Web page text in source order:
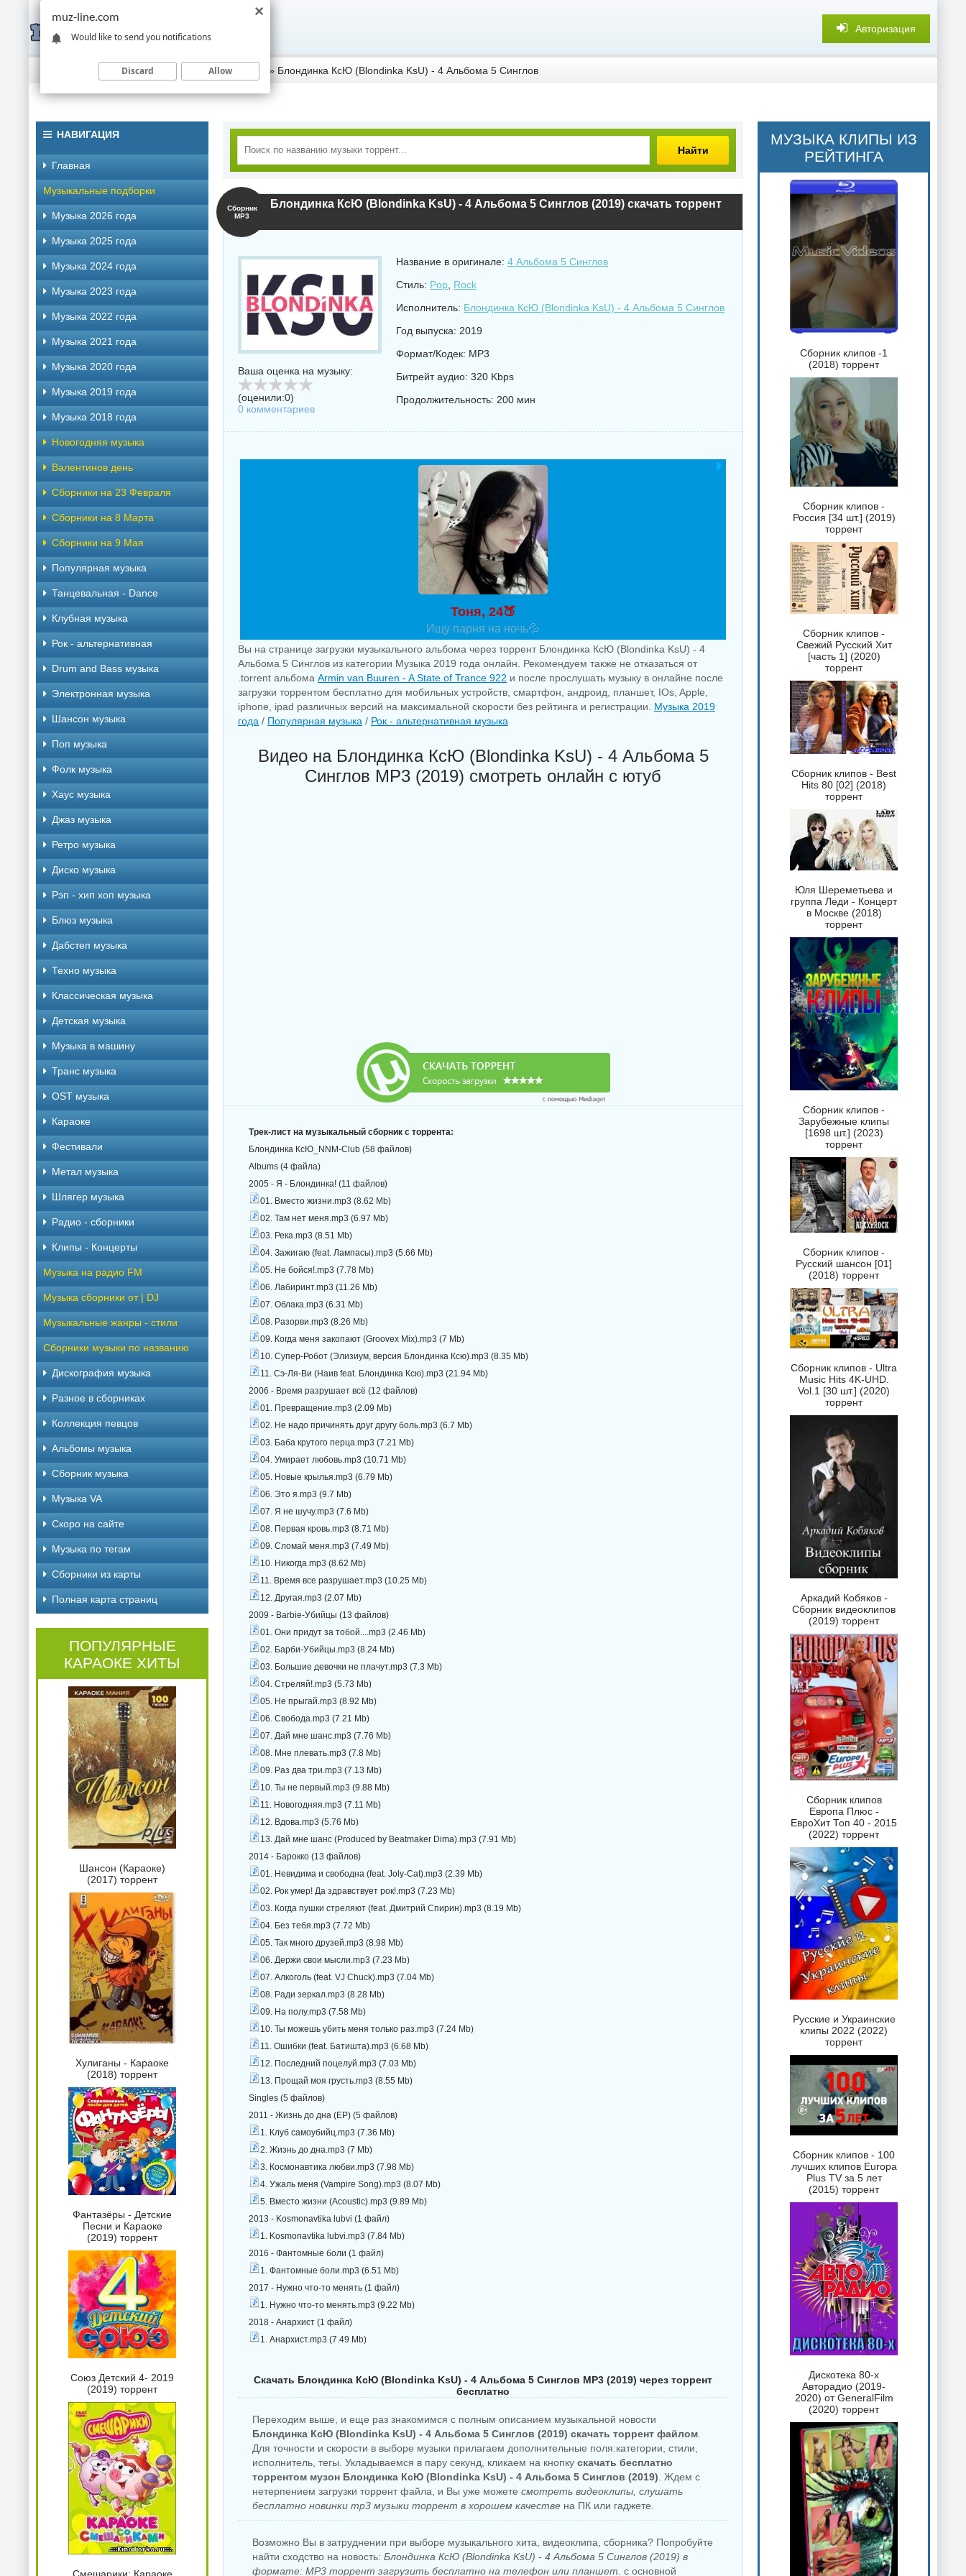
Авторизация
Скачать музыку торрентом Музыка 2019 года » Блондинка КсЮ (Blondinka KsU) - 4 Альбома 5 Синглов
Найти
Блондинка КсЮ (Blondinka KsU) - 4 Альбома 5 Синглов (2019) скачать торрент
Сборник
MP3
Ваша оценка на музыку:
(оценили:0)
0 комментариев
Название в оригинале: 4 Альбома 5 Синглов
Стиль: Pop Rock
Исполнитель: Блондинка КсЮ (Blondinka KsU) - 4 Альбома 5 Синглов
Год выпуска: 2019
Формат/Кодек: MP3
Битрейт аудио: 320 Kbps
Продолжительность: 200 мин
Тоня, 24🍑
Ищу парня на ночь💦
Вы на странице загрузки музыкального альбома через торрент Блондинка КсЮ (Blondinka KsU) - 4
Альбома 5 Синглов из категории Музыка 2019 года онлайн. Рекомендуем также не отказаться от
.torrent альбома Armin van Buuren - A State of Trance 922 и после прослушать музыку в онлайне после
загрузки торрентом бесплатно для мобильных устройств, смартфон, андроид, планшет, IOs, Apple,
iphone, ipad различных версий на максимальной скорости без рейтинга и регистрации. Музыка 2019
года / Популярная музыка / Рок - альтернативная музыка
Видео на Блондинка КсЮ (Blondinka KsU) - 4 Альбома 5
Синглов MP3 (2019) смотреть онлайн с ютуб
Трек-лист на музыкальный сборник с торрента:
Блондинка КсЮ_NNM-Club (58 файлов)
Albums (4 файла)
2005 - Я - Блондинка! (11 файлов)
01. Вместо жизни.mp3 (8.62 Mb)
02. Там нет меня.mp3 (6.97 Mb)
03. Река.mp3 (8.51 Mb)
04. Зажигаю (feat. Лампасы).mp3 (5.66 Mb)
05. Не бойся!.mp3 (7.78 Mb)
06. Лабиринт.mp3 (11.26 Mb)
07. Облака.mp3 (6.31 Mb)
08. Разорви.mp3 (8.26 Mb)
09. Когда меня закопают (Groovex Mix).mp3 (7 Mb)
10. Супер-Робот (Элизиум, версия Блондинка Ксю).mp3 (8.35 Mb)
11. Сэ-Ля-Ви (Наив feat. Блондинка Ксю).mp3 (21.94 Mb)
2006 - Время разрушает всё (12 файлов)
01. Превращение.mp3 (2.09 Mb)
02. Не надо причинять друг другу боль.mp3 (6.7 Mb)
03. Баба крутого перца.mp3 (7.21 Mb)
04. Умирает любовь.mp3 (10.71 Mb)
05. Новые крылья.mp3 (6.79 Mb)
06. Это я.mp3 (9.7 Mb)
07. Я не шучу.mp3 (7.6 Mb)
08. Первая кровь.mp3 (8.71 Mb)
09. Сломай меня.mp3 (7.49 Mb)
10. Никогда.mp3 (8.62 Mb)
11. Время все разрушает.mp3 (10.25 Mb)
12. Другая.mp3 (2.07 Mb)
2009 - Barbie-Убийцы (13 файлов)
01. Они придут за тобой....mp3 (2.46 Mb)
02. Барби-Убийцы.mp3 (8.24 Mb)
03. Большие девочки не плачут.mp3 (7.3 Mb)
04. Стреляй!.mp3 (5.73 Mb)
05. Не прыгай.mp3 (8.92 Mb)
06. Свобода.mp3 (7.21 Mb)
07. Дай мне шанс.mp3 (7.76 Mb)
08. Мне плевать.mp3 (7.8 Mb)
09. Раз два три.mp3 (7.13 Mb)
10. Ты не первый.mp3 (9.88 Mb)
11. Новогодняя.mp3 (7.11 Mb)
12. Вдова.mp3 (5.76 Mb)
13. Дай мне шанс (Produced by Beatmaker Dima).mp3 (7.91 Mb)
2014 - Барокко (13 файлов)
01. Невидима и свободна (feat. Joly-Cat).mp3 (2.39 Mb)
02. Рок умер! Да здравствует рок!.mp3 (7.23 Mb)
03. Когда пушки стреляют (feat. Дмитрий Спирин).mp3 (8.19 Mb)
04. Без тебя.mp3 (7.72 Mb)
05. Так много друзей.mp3 (8.98 Mb)
06. Держи свои мысли.mp3 (7.23 Mb)
07. Алкоголь (feat. VJ Chuck).mp3 (7.04 Mb)
08. Ради зеркал.mp3 (8.28 Mb)
09. На полу.mp3 (7.58 Mb)
10. Ты можешь убить меня только раз.mp3 (7.24 Mb)
11. Ошибки (feat. Батишта).mp3 (6.68 Mb)
12. Последний поцелуй.mp3 (7.03 Mb)
13. Прощай моя грусть.mp3 (8.55 Mb)
Singles (5 файлов)
2011 - Жизнь до дна (EP) (5 файлов)
1. Клуб самоубийц.mp3 (7.36 Mb)
2. Жизнь до дна.mp3 (7 Mb)
3. Космонавтика любви.mp3 (7.98 Mb)
4. Ужаль меня (Vampire Song).mp3 (8.07 Mb)
5. Вместо жизни (Acoustic).mp3 (9.89 Mb)
2013 - Kosmonavtika lubvi (1 файл)
1. Kosmonavtika lubvi.mp3 (7.84 Mb)
2016 - Фантомные боли (1 файл)
1. Фантомные боли.mp3 (6.51 Mb)
2017 - Нужно что-то менять (1 файл)
1. Нужно что-то менять.mp3 (9.22 Mb)
2018 - Анархист (1 файл)
1. Анархист.mp3 (7.49 Mb)
Скачать Блондинка КсЮ (Blondinka KsU) - 4 Альбома 5 Синглов MP3 (2019) через торрент
бесплатно
Переходим выше, и еще раз знакомимся с полным описанием музыкальной новости
Блондинка КсЮ (Blondinka KsU) - 4 Альбома 5 Синглов (2019) скачать торрент файлом
Для точности и скорости в выборе музыки прилагаем дополнительные поля:категории, стили,
исполнитель, тегы. Укладываемся в пару секунд, кликаем на кнопку скачать бесплатно
торрентом музон Блондинка КсЮ (Blondinka KsU) - 4 Альбома 5 Синглов (2019) . Ждем с
нетерпением загрузки торрент файла, и Вы уже можете смотреть видеоклипы, слушать
бесплатно новинки mp3 музыки торрент в хорошем качестве на ПК или гаджете.
Возможно Вы в затруднении при выборе музыкального хита, видеоклипа, сборника? Попробуйте
найти сходство на новость: Блондинка КсЮ (Blondinka KsU) - 4 Альбома 5 Синглов (2019) в
формате: MP3 торрент загрузить бесплатно на телефон или планшет. с основной
НАВИГАЦИЯ
Главная
Музыкальные подборки
Музыка 2026 года
Музыка 2025 года
Музыка 2024 года
Музыка 2023 года
Музыка 2022 года
Музыка 2021 года
Музыка 2020 года
Музыка 2019 года
Музыка 2018 года
Новогодняя музыка
Валентинов день
Сборники на 23 Февраля
Сборники на 8 Марта
Сборники на 9 Мая
Популярная музыка
Танцевальная - Dance
Клубная музыка
Рок - альтернативная
Drum and Bass музыка
Электронная музыка
Шансон музыка
Поп музыка
Фолк музыка
Хаус музыка
Джаз музыка
Ретро музыка
Диско музыка
Рэп - хип хоп музыка
Блюз музыка
Дабстеп музыка
Техно музыка
Классическая музыка
Детская музыка
Музыка в машину
Транс музыка
OST музыка
Караоке
Фестивали
Метал музыка
Шлягер музыка
Радио - сборники
Клипы - Концерты
Музыка на радио FM
Музыка сборники от | DJ
Музыкальные жанры - стили
Сборники музыки по названию
Дискография музыка
Разное в сборниках
Коллекция певцов
Альбомы музыка
Сборник музыка
Музыка VA
Скоро на сайте
Музыка по тегам
Cборники из карты
Полная карта страниц
ПОПУЛЯРНЫЕ
КАРАОКЕ ХИТЫ
Шансон (Караоке)
(2017) торрент
Хулиганы - Караоке
(2018) торрент
Фантазёры - Детские
Песни и Караоке
(2019) торрент
Союз Детский 4- 2019
(2019) торрент
МУЗЫКА КЛИПЫ ИЗ
РЕЙТИНГА
Сборник клипов -1
(2018) торрент
Сборник клипов -
Россия [34 шт.] (2019)
торрент
Сборник клипов -
Свежий Русский Хит
[часть 1] (2020)
торрент
Сборник клипов - Best
Hits 80 [02] (2018)
торрент
Юля Шереметьева и
группа Леди - Концерт
в Москве (2018)
торрент
Сборник клипов -
Зарубежные клипы
[1698 шт.] (2023)
торрент
Сборник клипов -
Русский шансон [01]
(2018) торрент
Сборник клипов - Ultra
Music Hits 4K-UHD.
Vol.1 [30 шт.] (2020)
торрент
Аркадий Кобяков -
Сборник видеоклипов
(2019) торрент
Сборник клипов
Европа Плюс -
ЕвроХит Топ 40 - 2015
(2022) торрент
Русские и Украинские
клипы 2022 (2022)
торрент
Сборник клипов - 100
лучших клипов Europa
Plus TV за 5 лет
(2015) торрент
Дискотека 80-х
Авторадио (2019-
2020) от GeneralFilm
(2020) торрент
muz-line.com
Would like to send you notifications
Discard Allow